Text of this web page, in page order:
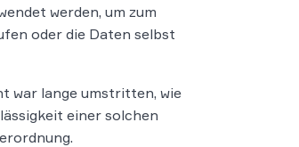
werden, um zum
oder die Daten selbst
war lange umstritten, wie
einer solchen